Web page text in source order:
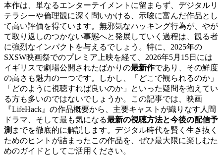
本作は、単なるエンターテイメントに留まらず、デジタルリ
テラシーや倫理観に深く問いかける、示唆に富んだ作品とし
て高い評価を得ています。無邪気なハッキング行為が、やが
て取り返しのつかない事態へと発展していく過程は、観る者
に強烈なインパクトを与えるでしょう。特に、2025年の
SXSW映画祭でのプレミア上映を経て、2026年5月15日には
イギリスで劇場公開されたばかりの最新作であり、その鮮度
の高さも魅力の一つです。しかし、「どこで観られるのか」
「どのように視聴すれば良いのか」といった疑問を抱えてい
る方も多いのではないでしょうか。この記事では、映画
『LifeHack』の作品概要から、主要キャストが織りなす人間
ドラマ、そして最も気になる最新の視聴方法と今後の配信予
測 までを徹底的に解説します。デジタル時代を賢く生き抜く
ためのヒントが詰まったこの作品を、ぜひ最大限に楽しむた
めのガイドとしてご活用ください。